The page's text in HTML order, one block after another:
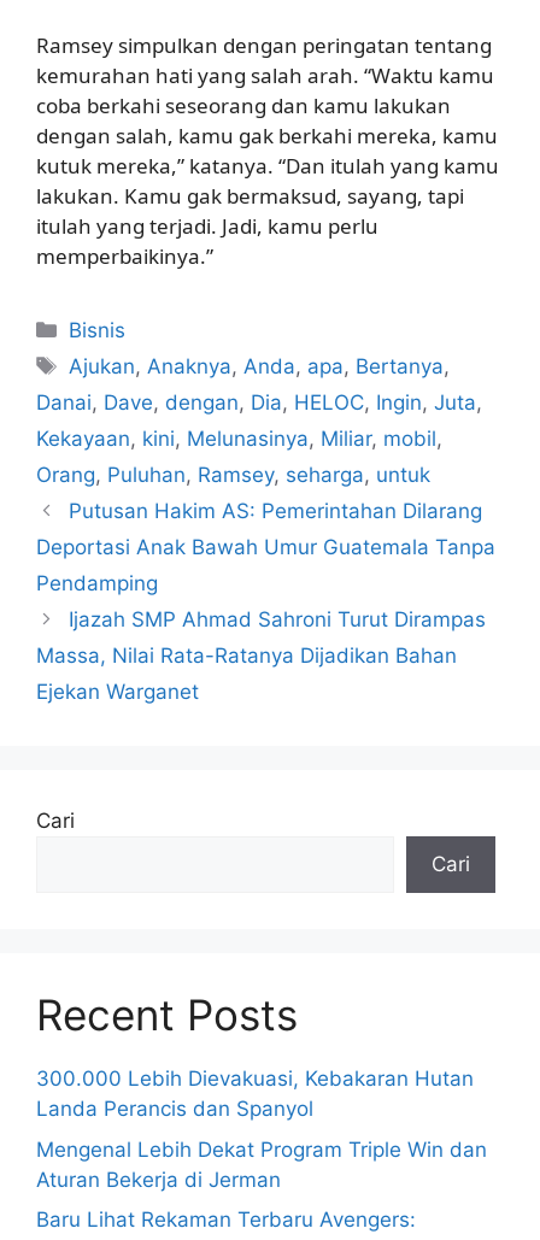
Ramsey simpulkan dengan peringatan tentang
kemurahan hati yang salah arah. “Waktu kamu
coba berkahi seseorang dan kamu lakukan
dengan salah, kamu gak berkahi mereka, kamu
kutuk mereka,” katanya. “Dan itulah yang kamu
lakukan. Kamu gak bermaksud, sayang, tapi
itulah yang terjadi. Jadi, kamu perlu
memperbaikinya.”
Kategori
Bisnis
Tag
Ajukan,Anaknya,Anda, apa, Bertanya,
Danai, Dave, dengan, Dia, HELOC, Ingin, Juta,
Kekayaan, kini, Melunasinya, Miliar, mobil,
Orang, Puluhan, Ramsey, seharga, untuk
Putusan Hakim AS: Pemerintahan Dilarang
Deportasi Anak Bawah Umur Guatemala Tanpa
Pendamping
Ijazah SMP Ahmad Sahroni Turut Dirampas
Massa, Nilai Rata-Ratanya Dijadikan Bahan
Ejekan Warganet
Cari
Cari
Recent Posts
300.000 Lebih Dievakuasi, Kebakaran Hutan
Landa Perancis dan Spanyol
Mengenal Lebih Dekat Program Triple Win dan
Aturan Bekerja di Jerman
Baru Lihat Rekaman Terbaru Avengers: